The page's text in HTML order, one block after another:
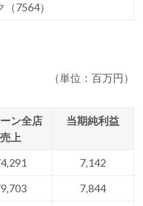
7564）
（単位：百万円）
ン全店
売上
当期純利益
7,142
7,844